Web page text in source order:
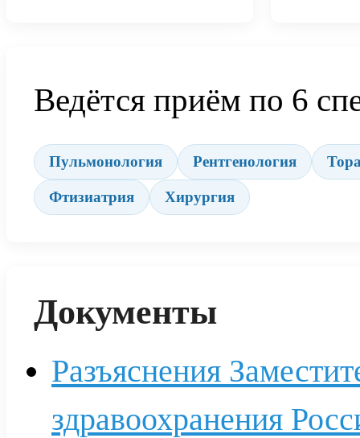
Ведётся приём по 6
Пульмонология Рентгенология
Фтизиатрия Хирургия
Документы
Разъяснения
здравоохранения